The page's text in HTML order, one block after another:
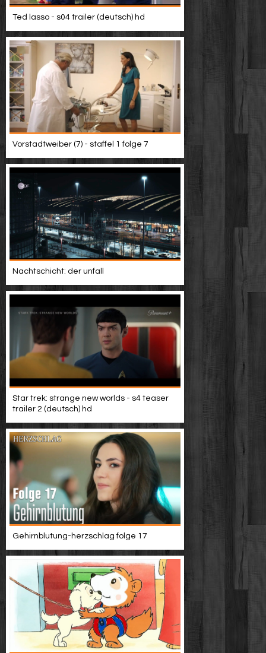
Ted lasso - s04 trailer (deutsch) hd
Vorstadtweiber (7) - staffel 1 folge 7
Nachtschicht: der unfall
Star trek: strange new worlds - s4 teaser
trailer 2 (deutsch) hd
Gehirnblutung-herzschlag folge 17